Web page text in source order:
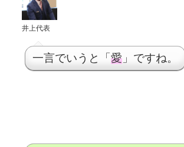
井上代表
一言でいうと「愛 」ですね。